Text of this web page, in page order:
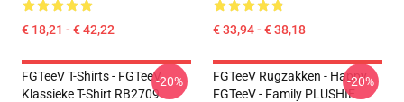
€ 18,21 - € 42,22 € 33,94 - € 38,18
FGTeeV T-Shirts - FGTeeV
Klassieke T-Shirt RB2709
-20%
FGTeeV Rugzakken - Happy
FGTeeV - Family PLUSHIE
-20%